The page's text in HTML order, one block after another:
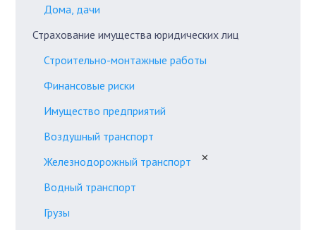
Дома, дачи
Страхование имущества юридических лиц
Строительно-монтажные работы
Финансовые риски
Имущество предприятий
Воздушный транспорт
Железнодорожный транспорт
✕
Водный транспорт
Грузы